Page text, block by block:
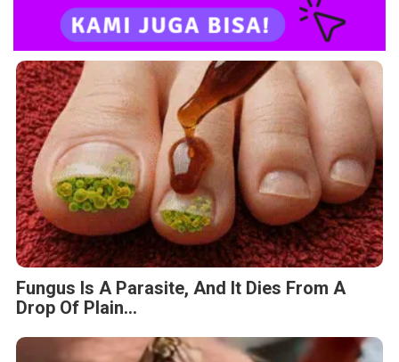
Fungus Is A Parasite, And It Dies From A
Drop Of Plain...